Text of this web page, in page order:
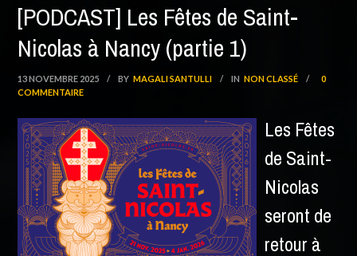
[PODCAST] Les Fêtes de Saint-
Nicolas à Nancy (partie 1)
13 NOVEMBRE 2025 / BY MAGALI SANTULLI / IN NON CLASSÉ /
0
COMMENTAIRE
Les Fêtes
de Saint-
Nicolas
seront de
retour à